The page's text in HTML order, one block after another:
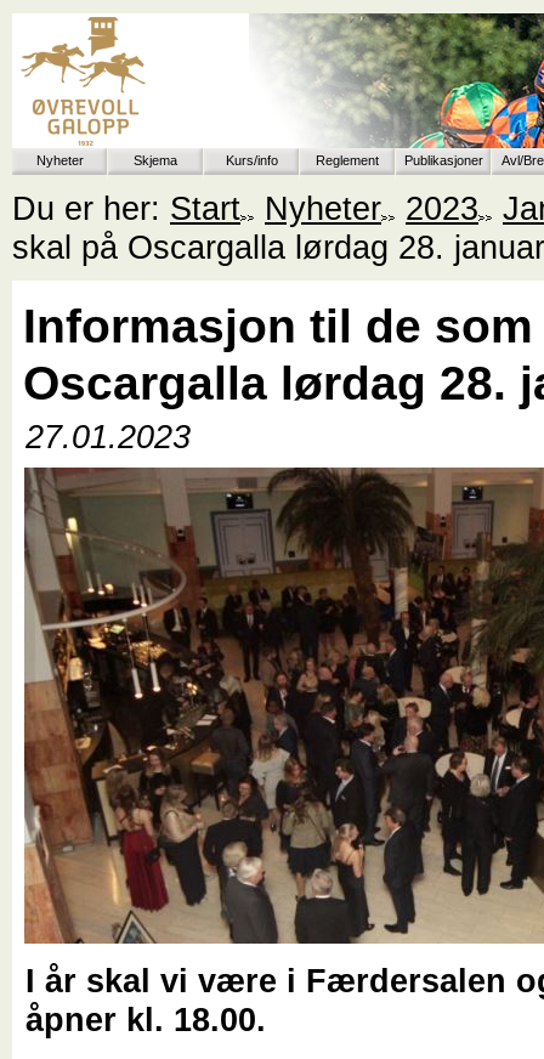
Nyheter Skjema Kurs/info Reglement Publikasjoner Avl/
Du er her: Start Nyheter 2023
skal på Oscargalla lørdag 28. januar
Informasjon til de
Oscargalla lørdag 28.
27.01.2023
I år skal vi være i Færdersalen
åpner kl. 18.00.